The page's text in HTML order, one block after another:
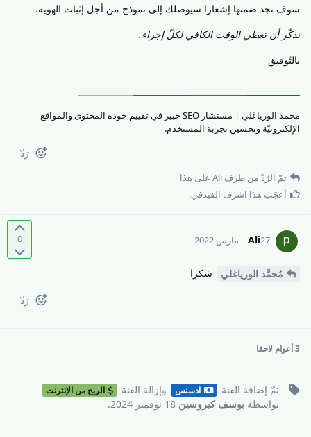
سوف تجد ضمنها إشعارا سيوصلك إلى نموذج من أجل إثبات الهوية.
تذكّر أن تعطي الوقت الكافي لكلّ إجراء.
بالتّوفيق
محمد الورياغلي | مستشار SEO خبير في تقييم جودة المحتوى والمواقع
الإلكترونيّة وتحسين تجربة المستخدم.
رَدّ
تمّ الرّدّ من طرف Ali على هذا
أعجَب هذا اشرف الفيدقي.
0 Ali27 مارس 2022
مُحمَّد الورياغلي شكرا
رَدّ
3 أعوام لاحقا
تمّ إضافة الفئة ادسنس وإزالة الفئة الربح من الإنترنت
بواسطة يوسف كيروسين 18 نوفمبر 2024 .